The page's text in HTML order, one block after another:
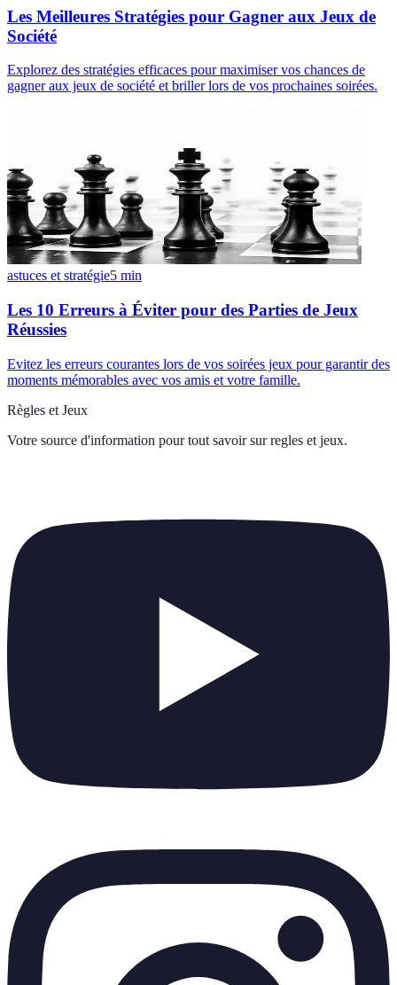
Les Meilleures Stratégies pour Gagner aux Jeux de
Société
Explorez des stratégies efficaces pour maximiser vos chances de
gagner aux jeux de société et briller lors de vos prochaines soirées.
astuces et stratégie5 min
Les 10 Erreurs à Éviter pour des Parties de Jeux
Réussies
Evitez les erreurs courantes lors de vos soirées jeux pour garantir des
moments mémorables avec vos amis et votre famille.
Règles et Jeux
Votre source d'information pour tout savoir sur regles et jeux.